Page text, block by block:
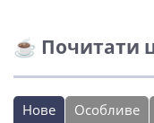
☕ Почитати
Нове Особливе